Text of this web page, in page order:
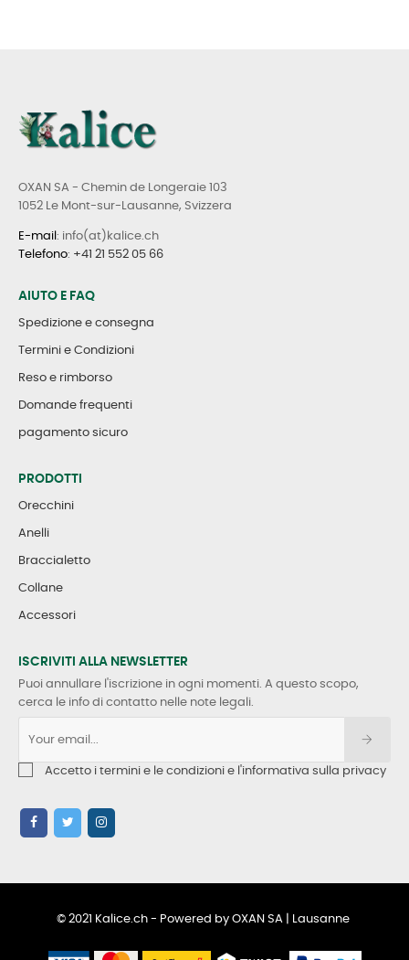
OXAN SA - Chemin de Longeraie 103
1052 Le Mont-sur-Lausanne, Svizzera
E-mail : info(at)kalice.ch
Telefono: +41 21 552 05 66
AIUTO E FAQ
Spedizione e consegna
Termini e Condizioni
Reso e rimborso
Domande frequenti
pagamento sicuro
PRODOTTI
Orecchini
Anelli
Braccialetto
Collane
Accessori
ISCRIVITI ALLA NEWSLETTER
Puoi annullare l'iscrizione in ogni momenti. A questo scopo,
cerca le info di contatto nelle note legali.
Accetto i termini e le condizioni e l'informativa sulla privacy
© 2021 Kalice.ch - Powered by OXAN SA | Lausanne